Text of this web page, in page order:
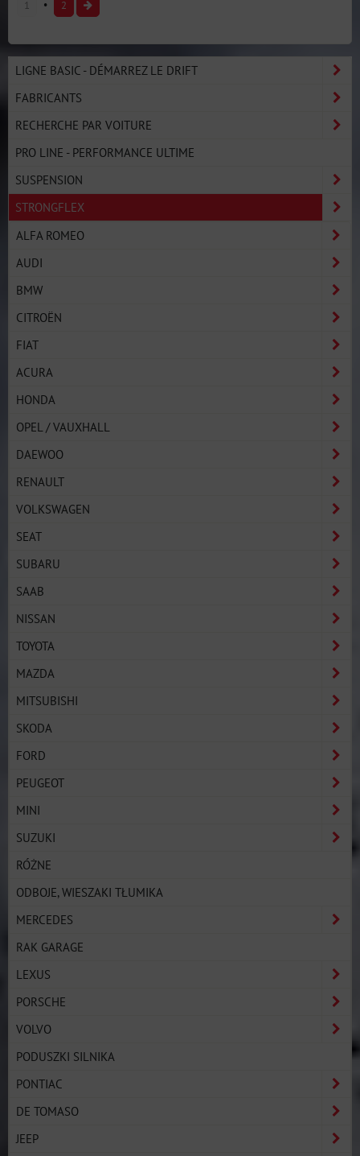
1 2
LIGNE BASIC - DÉMARREZ LE DRIFT
FABRICANTS
RECHERCHE PAR VOITURE
PRO LINE - PERFORMANCE ULTIME
SUSPENSION
STRONGFLEX
ALFA ROMEO
AUDI
BMW
CITROËN
FIAT
ACURA
HONDA
OPEL / VAUXHALL
DAEWOO
RENAULT
VOLKSWAGEN
SEAT
SUBARU
SAAB
NISSAN
TOYOTA
MAZDA
MITSUBISHI
SKODA
FORD
PEUGEOT
MINI
SUZUKI
RÓŻNE
ODBOJE, WIESZAKI TŁUMIKA
MERCEDES
RAK GARAGE
LEXUS
PORSCHE
VOLVO
PODUSZKI SILNIKA
PONTIAC
DE TOMASO
JEEP